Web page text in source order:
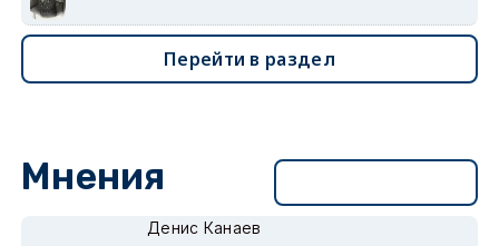
Перейти в раздел
Мнения
Денис Канаев